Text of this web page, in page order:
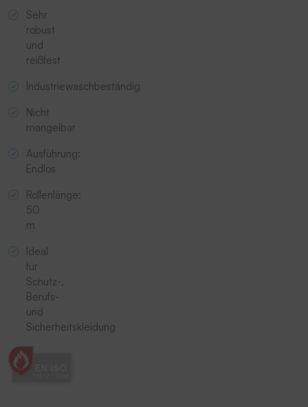
Sehr
robust
und
reißfest
Industriewaschbeständig
Nicht
mangelbar
Ausführung:
Endlos
Rollenlänge:
50
m
Ideal
für
Schutz-,
Berufs-
und
Sicherheitskleidung